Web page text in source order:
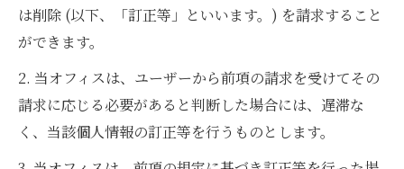
は削除 (以下、「訂正等」といいます。) を請求すること
ができます。
2. 当オフィスは、ユーザーから前項の請求を受けてその
請求に応じる必要があると判断した場合には、遅滞な
く、当該個人情報の訂正等を行うものとします。